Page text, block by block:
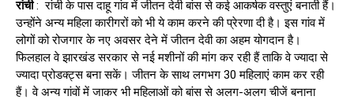
रांची: रांची के पास दाहू गांव में जीतन देवी बांस से कई आकर्षक वस्तुएं बनाती हैं।
उन्होंने अन्य महिला कारीगरों को भी ये काम करने की प्रेरणा दी है। इस गांव में
लोगों को रोजगार के नए अवसर देने में जीतन देवी का अहम योगदान है।
फिलहाल वे झारखंड सरकार से नई मशीनों की मांग कर रही हैं ताकि वे ज्यादा से
ज्यादा प्रोडक्ट्स बना सकें। जीतन के साथ लगभग 30 महिलाएं काम कर रही
हैं। वे अन्य गांवों में जाकर भी महिलाओं को बांस से अलग-अलग चीजें बनाना